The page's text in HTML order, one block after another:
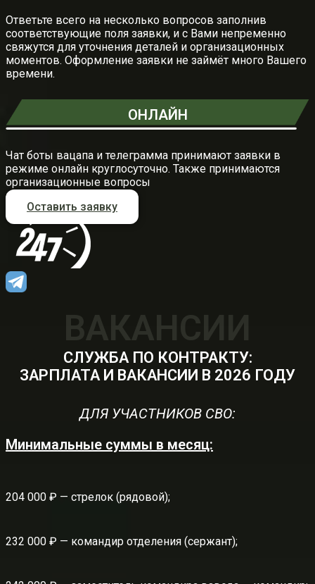
Ответьте всего на несколько вопросов заполнив
соответствующие поля заявки, и с Вами непременно
свяжутся для уточнения деталей и организационных
моментов. Оформление заявки не займёт много Вашего
времени.
ОНЛАЙН
Чат боты вацапа и телеграмма принимают заявки в
режиме онлайн круглосуточно. Также принимаются
организационные вопросы
Оставить заявку
ВАКАНСИИ
СЛУЖБА ПО КОНТРАКТУ:
ЗАРПЛАТА И ВАКАНСИИ В 2026 ГОДУ
ДЛЯ УЧАСТНИКОВ СВО:
Минимальные суммы в месяц:
204 000 ₽ — стрелок (рядовой);
232 000 ₽ — командир отделения (сержант);